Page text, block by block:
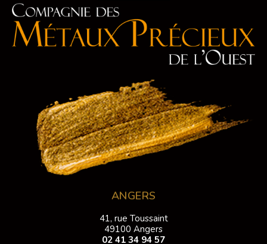
ANGERS
41, rue Toussaint
49100 Angers
02 41 34 94 57